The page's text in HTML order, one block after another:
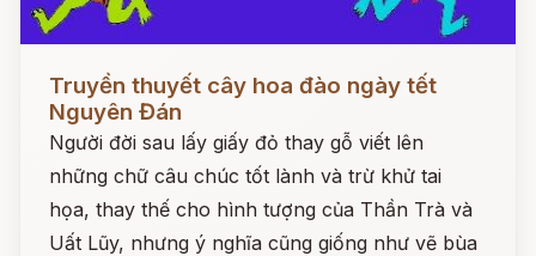
Đọc ngay
Truyền thuyết cây hoa đào ngày tết
Nguyên Đán
Người đời sau lấy giấy đỏ thay gỗ viết lên
những chữ câu chúc tốt lành và trừ khử tai
họa, thay thế cho hình tượng của Thần Trà và
Uất Lũy, nhưng ý nghĩa cũng giống như vẽ bùa